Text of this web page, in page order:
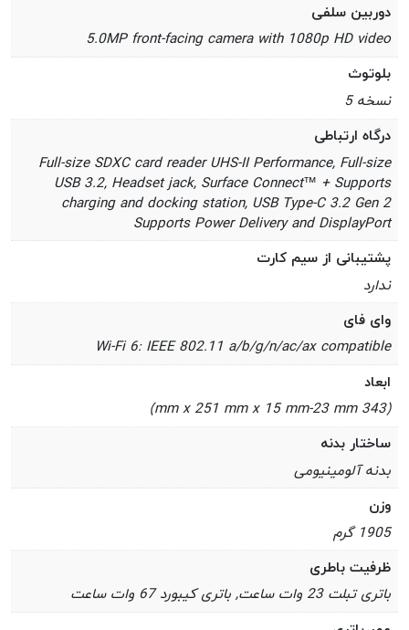
دوربین سلفی
5.0MP front-facing camera with 1080p HD video
بلوتوث
نسخه 5
درگاه ارتباطی
Full-size SDXC card reader UHS-II Performance, Full-size
USB 3.2, Headset jack, Surface Connect™ + Supports
charging and docking station, USB Type-C 3.2 Gen 2
Supports Power Delivery and DisplayPort
پشتیبانی از سیم کارت
ندارد
وای فای
Wi-Fi 6: IEEE 802.11 a/b/g/n/ac/ax compatible
ابعاد
(343 mm x 251 mm x 15 mm-23 mm)
ساختار بدنه
بدنه آلومینیومی
وزن
1905 گرم
ظرفیت باطری
باتری تبلت 23 وات ساعت, باتری کیبورد 67 وات ساعت